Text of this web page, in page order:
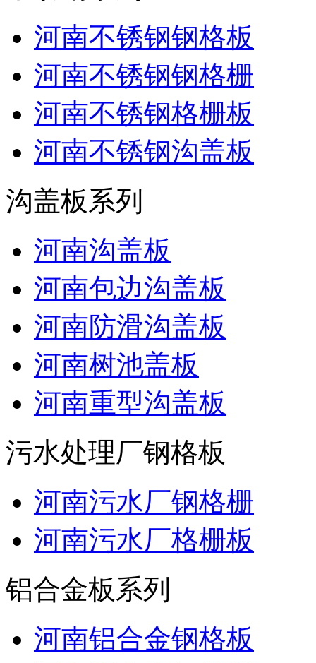
河南不锈钢钢格板
河南不锈钢钢格栅
河南不锈钢格栅板
河南不锈钢沟盖板
沟盖板系列
河南沟盖板
河南包边沟盖板
河南防滑沟盖板
河南树池盖板
河南重型沟盖板
污水处理厂钢格板
河南污水厂钢格栅
河南污水厂格栅板
铝合金板系列
河南铝合金钢格板